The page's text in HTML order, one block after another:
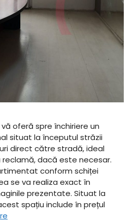
oferă spre închiriere un
situat la începutul străzii
direct către stradă, ideal
dacă este necesar.
conform schiței
se va realiza exact în
prezentate. Situat la
spațiu include în prețul